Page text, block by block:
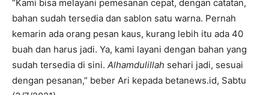
“Kami bisa melayani pemesanan cepat, dengan catatan,
bahan sudah tersedia dan sablon satu warna. Pernah
kemarin ada orang pesan kaus, kurang lebih itu ada 40
buah dan harus jadi. Ya, kami layani dengan bahan yang
sudah tersedia di sini. Alhamdulillah sehari jadi, sesuai
dengan pesanan,” beber Ari kepada betanews.id, Sabtu